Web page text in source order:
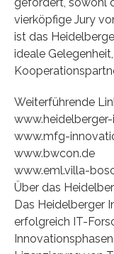
vierköpfige Jury
ist das
ideale
Weiterführende
www.mfg-
www.bwcon.de
www.eml.villa-
Über das
Das Heidelberger
erfolgreich IT-